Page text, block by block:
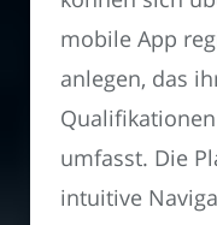
mobile App
anlegen, das
umfasst. Die
intuitive